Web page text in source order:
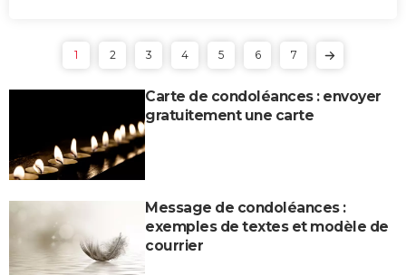
1 2 3 4 5 6 7
Carte de condoléances : envoyer
gratuitement une carte
Message de condoléances :
exemples de textes et modèle de
courrier